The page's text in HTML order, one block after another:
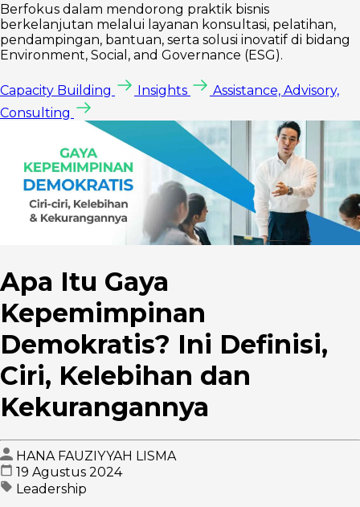
Berfokus dalam mendorong praktik bisnis
berkelanjutan melalui layanan konsultasi, pelatihan,
pendampingan, bantuan, serta solusi inovatif di bidang
Environment, Social, and Governance (ESG).
Capacity Building Insights
Assistance, Advisory,
Consulting
Apa Itu Gaya
Kepemimpinan
Demokratis? Ini Definisi,
Ciri, Kelebihan dan
Kekurangannya
HANA FAUZIYYAH LISMA
19 Agustus 2024
Leadership